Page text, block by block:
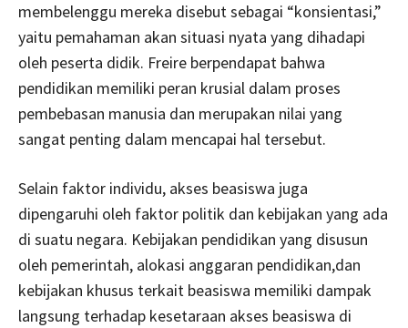
membelenggu mereka disebut sebagai “konsientasi,”
yaitu pemahaman akan situasi nyata yang dihadapi
oleh peserta didik. Freire berpendapat bahwa
pendidikan memiliki peran krusial dalam proses
pembebasan manusia dan merupakan nilai yang
sangat penting dalam mencapai hal tersebut.
Selain faktor individu, akses beasiswa juga
dipengaruhi oleh faktor politik dan kebijakan yang ada
di suatu negara. Kebijakan pendidikan yang disusun
oleh pemerintah, alokasi anggaran pendidikan,dan
kebijakan khusus terkait beasiswa memiliki dampak
langsung terhadap kesetaraan akses beasiswa di